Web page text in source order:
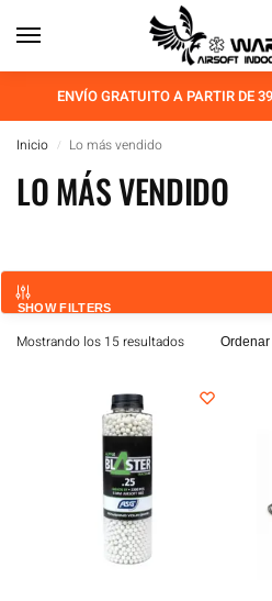
ENVÍO GRATUITO A PARTIR DE
Inicio / Lo más vendido
LO MÁS VENDIDO
SHOW FILTERS
Mostrando los 15 resultados